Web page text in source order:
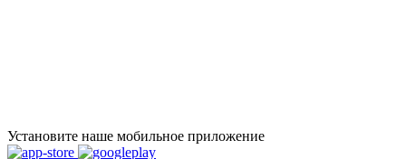
Установите наше мобильное приложение